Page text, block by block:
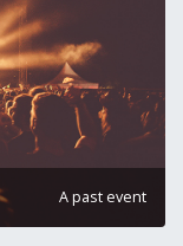
A past event